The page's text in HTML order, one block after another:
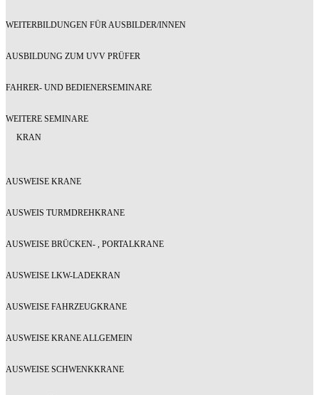
WEITERBILDUNGEN FÜR AUSBILDER/INNEN
AUSBILDUNG ZUM UVV PRÜFER
FAHRER- UND BEDIENERSEMINARE
WEITERE SEMINARE
KRAN
AUSWEISE KRANE
AUSWEIS TURMDREHKRANE
AUSWEISE BRÜCKEN- , PORTALKRANE
AUSWEISE LKW-LADEKRAN
AUSWEISE FAHRZEUGKRANE
AUSWEISE KRANE ALLGEMEIN
AUSWEISE SCHWENKKRANE